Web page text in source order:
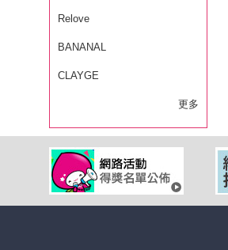
Relove
BANANAL
CLAYGE
更多